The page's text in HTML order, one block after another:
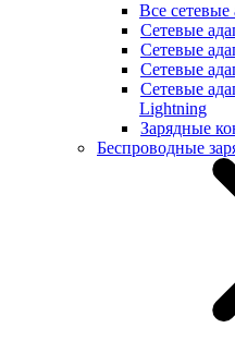
Все сетевые
Сетевые
Сетевые
Сетевые
Сетевые
Lightning
Зарядные
Беспроводные